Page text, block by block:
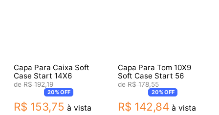
Capa Para Caixa Soft
Case Start 14X6
R$ 192,19
20%OFF
R$ 153,75 à vista
Capa Para Tom 10X9
Soft Case Start 56
R$ 178,55
20%OFF
R$ 142,84 à vista